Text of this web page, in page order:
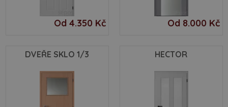
Od 4.350 Kč Od 8.000 Kč
DVEŘE SKLO 1/3 HECTOR